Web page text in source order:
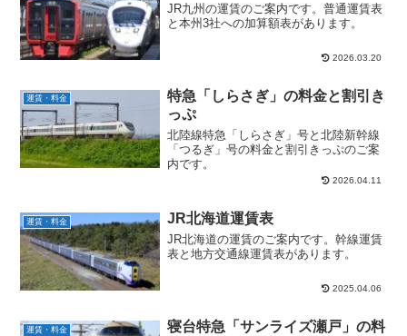
JR九州の運賃のご案内です。普通運賃表
と本州3社への加算額表があります。
2026.03.20
運賃・料金
特急「しらさぎ」の料金と割引き
っぷ
北陸線特急「しらさぎ」号と北陸新幹線
「つるぎ」号の料金と割引きっぷのご案
内です。
2026.04.11
運賃・料金 JR北海道運賃表
JR北海道の運賃のご案内です。幹線運賃
表と地方交通線運賃表があります。
2025.04.06
運賃・料金
寝台特急「サンライズ瀬戸」の料